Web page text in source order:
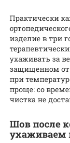
Практически
изделие в три
ухаживать за
защищенном
при
проще: со
чистка не
Шов после
ухаживаем